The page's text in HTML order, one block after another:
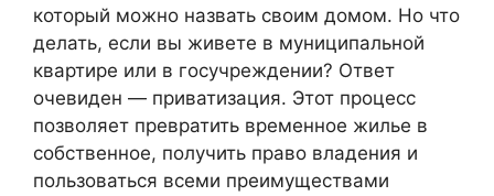
который можно назвать своим домом. Но что
делать, если вы живете в муниципальной
квартире или в госучреждении? Ответ
очевиден — приватизация. Этот процесс
позволяет превратить временное жилье в
собственное, получить право владения и
пользоваться всеми преимуществами